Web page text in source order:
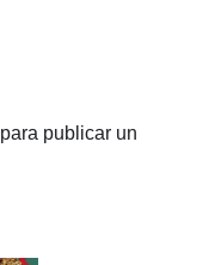
para publicar un